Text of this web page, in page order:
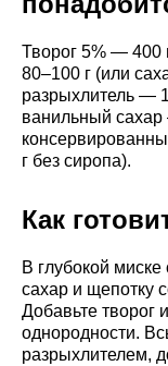
Творог 5% — 400
80–100 г (или
разрыхлитель —
ванильный сахар
г без сиропа).
Как
В глубокой
сахар и щепотку
Добавьте
однородности.
разрыхлителем,